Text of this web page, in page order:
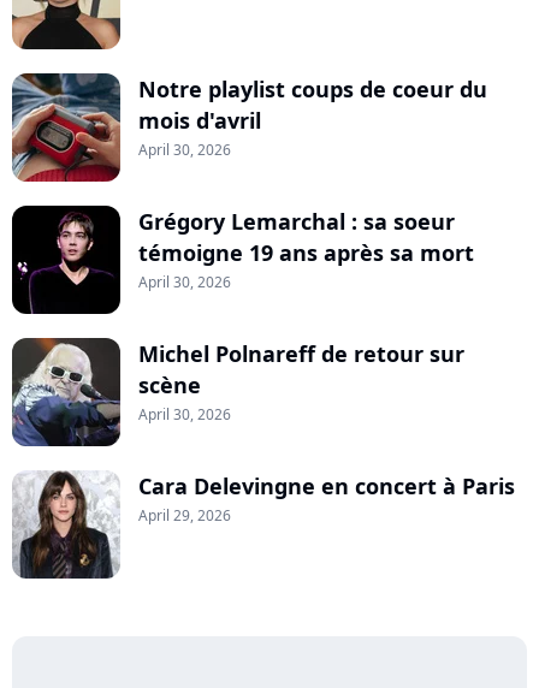
Notre playlist coups de coeur du
mois d'avril
April 30, 2026
Grégory Lemarchal : sa soeur
témoigne 19 ans après sa mort
April 30, 2026
Michel Polnareff de retour sur
scène
April 30, 2026
Cara Delevingne en concert à Paris
April 29, 2026